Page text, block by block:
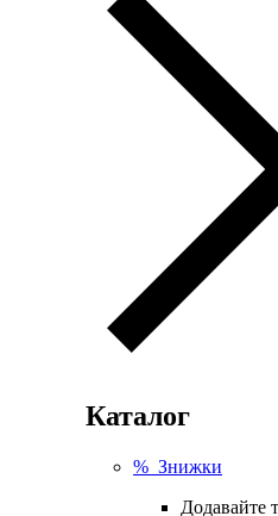
Каталог
% Знижки
Додавайте